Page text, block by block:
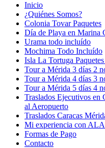
Inicio
¿Quiénes Somos?
Colonia Tovar Paquetes
Día de Playa en Marina
Urama todo incluído
Mochima Todo Incluído
Isla La Tortuga
Tour a Mérida 3 días 2
Tour a Mérida 4 días 3
Tour a Mérida 5 días 4
Traslados Ejecutivos en
al Aeropuerto
Traslados Caracas
Mi experiencia con
Formas de Pago
Contacto